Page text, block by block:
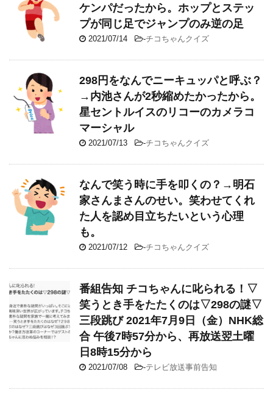
ケンパだったから。ホップとステッ
プが同じ足でジャンプのみ逆の足
2021/07/14 -チコちゃんクイズ
298円をなんでニーキュッパと呼ぶ？
→内池さんが2秒縮めたかったから。
星セントルイスのリコーのカメラコ
マーシャル
2021/07/13 -チコちゃんクイズ
なんで笑う時に手を叩くの？→明石
家さんまさんのせい。笑わせてくれ
た人を認め目立ちたいという心理
も。
2021/07/12 -チコちゃんクイズ
番組告知 チコちゃんに叱られる！▽
笑うとき手をたたくのは▽298の謎▽
三段跳び 2021年7月9日（金）NHK総
合 午後7時57分から、再放送翌土曜
日8時15分から
2021/07/08 -テレビ放送事前告知